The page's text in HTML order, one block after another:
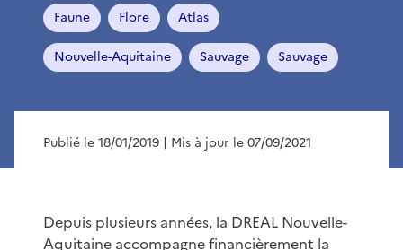
Faune Flore Atlas
Nouvelle-Aquitaine Sauvage Sauvage
Publié le 18/01/2019 | Mis à jour le 07/09/2021
Depuis plusieurs années, la DREAL Nouvelle-
Aquitaine accompagne financièrement la